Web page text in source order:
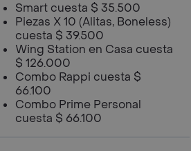
Smart cuesta $ 35.500
Piezas X 10 (Alitas, Boneless)
cuesta $ 39.500
Wing Station en Casa cuesta
$ 126.000
Combo Rappi cuesta $
66.100
Combo Prime Personal
cuesta $ 66.100